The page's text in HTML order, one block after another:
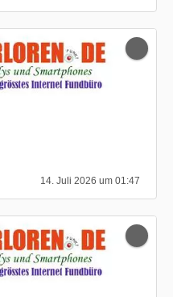
14. Juli 2026 um 01:47